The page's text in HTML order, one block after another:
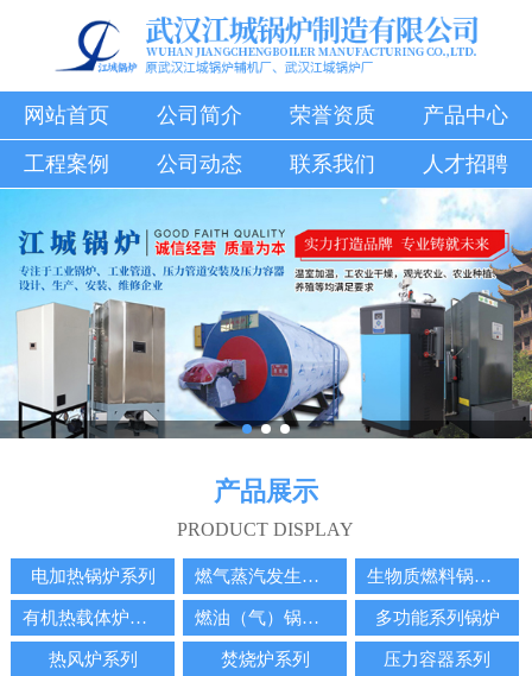
网站首页 公司简介 荣誉资质 产品中心
工程案例 公司动态 联系我们 人才招聘
产品展示
PRODUCT DISPLAY
电加热锅炉系列 燃气蒸汽发生器系列 生物质燃料锅炉系列
有机热载体炉系列 燃油（气）锅炉系列 多功能系列锅炉
热风炉系列 焚烧炉系列 压力容器系列